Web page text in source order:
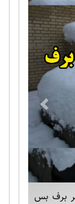
برف بس
Previous